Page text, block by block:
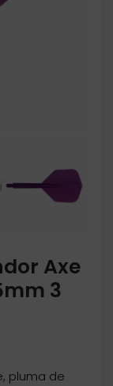
Axe
3
pluma de